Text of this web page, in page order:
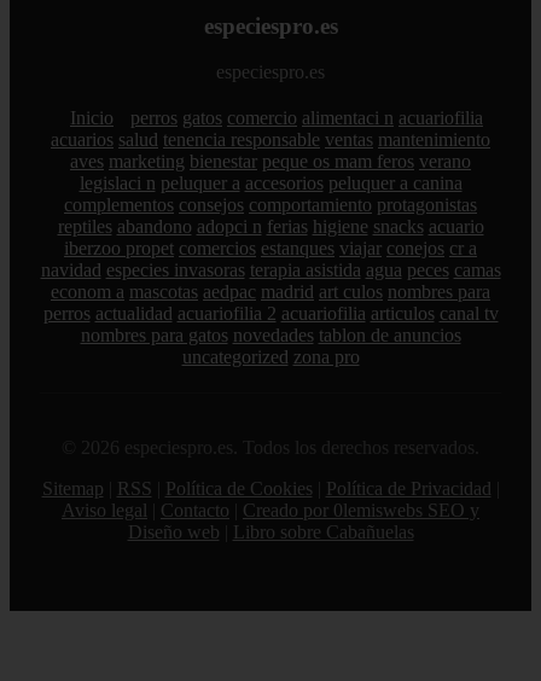
especiespro.es
especiespro.es
Inicio perros gatos comercio alimentaci n acuariofilia
acuarios salud tenencia responsable ventas mantenimiento
aves marketing bienestar peque os mam feros verano
legislaci n peluquer a accesorios peluquer a canina
complementos consejos comportamiento protagonistas
reptiles abandono adopci n ferias higiene snacks acuario
iberzoo propet comercios estanques viajar conejos cr a
navidad especies invasoras terapia asistida agua peces camas
econom a mascotas aedpac madrid art culos nombres para
perros actualidad acuariofilia 2 acuariofilia articulos canal tv
nombres para gatos novedades tablon de anuncios
uncategorized zona pro
© 2026 especiespro.es. Todos los derechos reservados.
Sitemap
RSS Política de Cookies Política de Privacidad
Aviso legal
Contacto
Creado por 0lemiswebs SEO y
Diseño web
Libro sobre Cabañuelas